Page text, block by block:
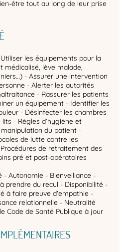
être tout au long de leur prise
les équipements pour la
médicalisé, lève malade,
- Assurer une intervention
- Alerter les autorités
- Rassurer les patients
un équipement - Identifier les
- Désinfecter les chambres
- Règles d’hygiène et
manipulation du patient -
de lutte contre les
de retraitement des
pré et post-opératoires
- Autonomie - Bienveillance -
prendre du recul - Disponibilité -
à faire preuve d'empathie -
relationnelle - Neutralité
Code de Santé Publique à jour